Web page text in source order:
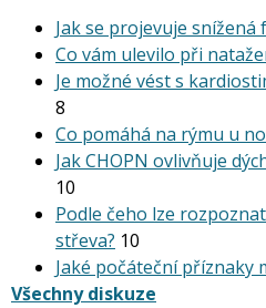
Jak se projevuje snížená
Co vám ulevilo při
Je možné vést s
8
Co pomáhá na rýmu u
Jak CHOPN ovlivňuje
10
Podle čeho lze
střeva? 10
Jaké počáteční příznaky
Všechny diskuze